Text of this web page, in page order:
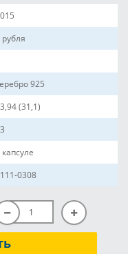
рубля
925
(31,1)
капсуле
0308